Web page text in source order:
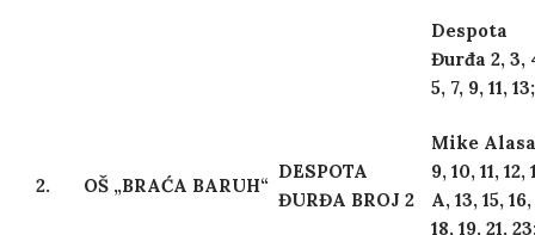
2. OŠ „BRAĆA BARUH“
DESPOTA
ĐURĐA BROJ 2
Despota
Đurđa 2, 3,
5, 7, 9, 11, 13;
Mike
9, 10, 11, 12,
A, 13, 15, 16,
18, 19, 21,